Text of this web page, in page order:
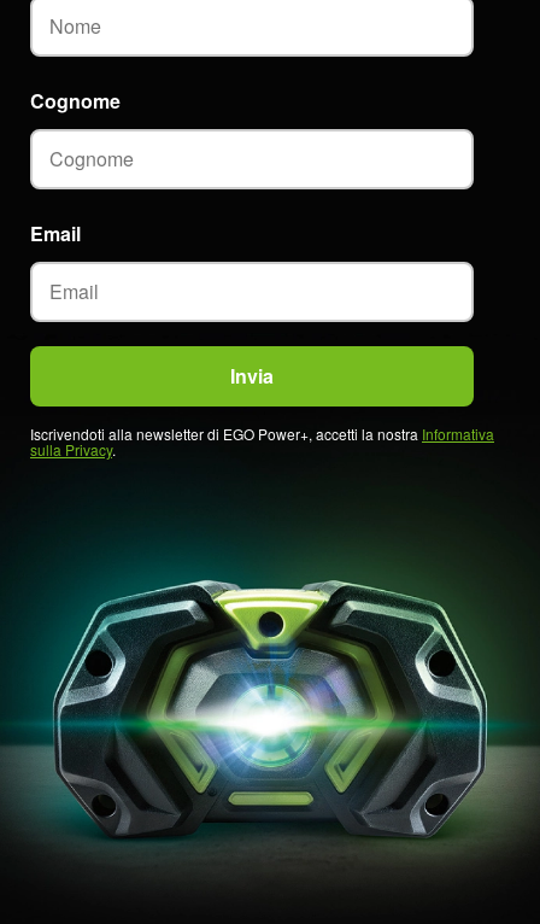
Email
Cognome
Iscrivendoti alla newsletter di EGO Power+, accetti la nostra Informativa
sulla Privacy.